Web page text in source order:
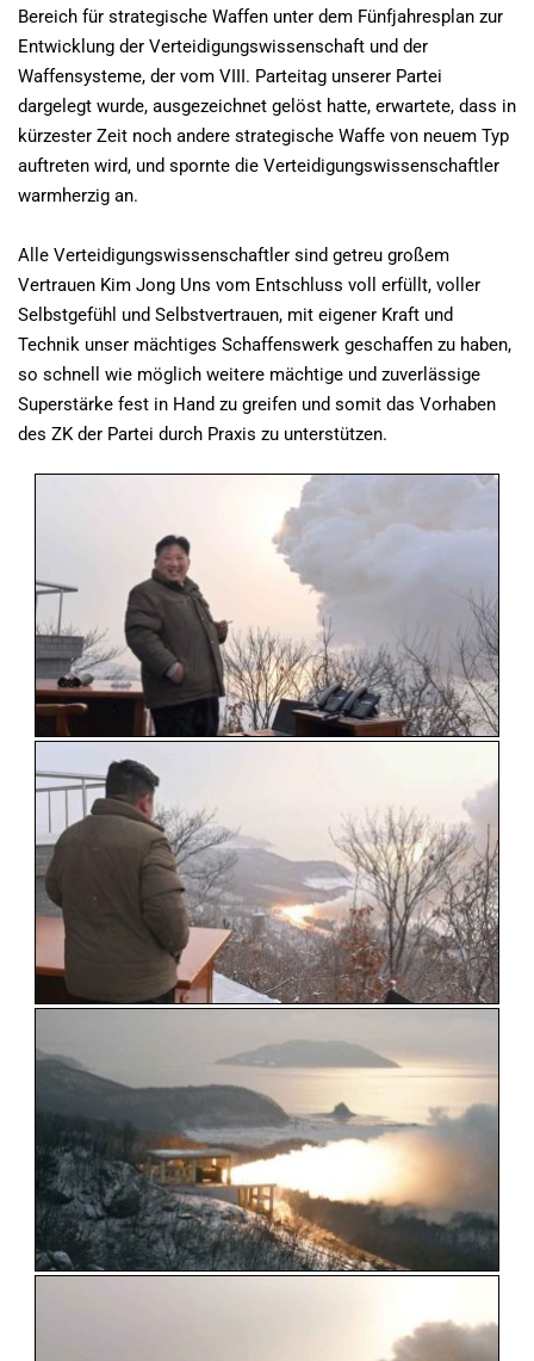
Bereich für strategische Waffen unter dem Fünfjahresplan zur
Entwicklung der Verteidigungswissenschaft und der
Waffensysteme, der vom VIII. Parteitag unserer Partei
dargelegt wurde, ausgezeichnet gelöst hatte, erwartete, dass in
kürzester Zeit noch andere strategische Waffe von neuem Typ
auftreten wird, und spornte die Verteidigungswissenschaftler
warmherzig an.
Alle Verteidigungswissenschaftler sind getreu großem
Vertrauen Kim Jong Uns vom Entschluss voll erfüllt, voller
Selbstgefühl und Selbstvertrauen, mit eigener Kraft und
Technik unser mächtiges Schaffenswerk geschaffen zu haben,
so schnell wie möglich weitere mächtige und zuverlässige
Superstärke fest in Hand zu greifen und somit das Vorhaben
des ZK der Partei durch Praxis zu unterstützen.